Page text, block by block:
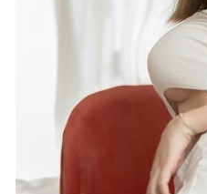
[Xiuren秀人网]2024.12.12
2025-06-06
雨波_HaneAme – NO.431
[KIMLEMON] SEYEON –